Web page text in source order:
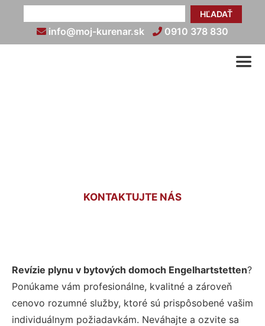
HĽADAŤ
info@moj-kurenar.sk 0910 378 830
KONTAKTUJTE NÁS
Revízie plynu v bytových domoch Engelhartstetten?
Ponúkame vám profesionálne, kvalitné a zároveň
cenovo rozumné služby, ktoré sú prispôsobené vašim
individuálnym požiadavkám. Neváhajte a ozvite sa